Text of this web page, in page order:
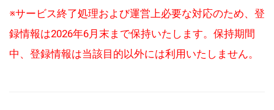
※サービス終了処理および運営上必要な対応のため、登
録情報は2026年6月末まで保持いたします。保持期間
中、登録情報は当該目的以外には利用いたしません。